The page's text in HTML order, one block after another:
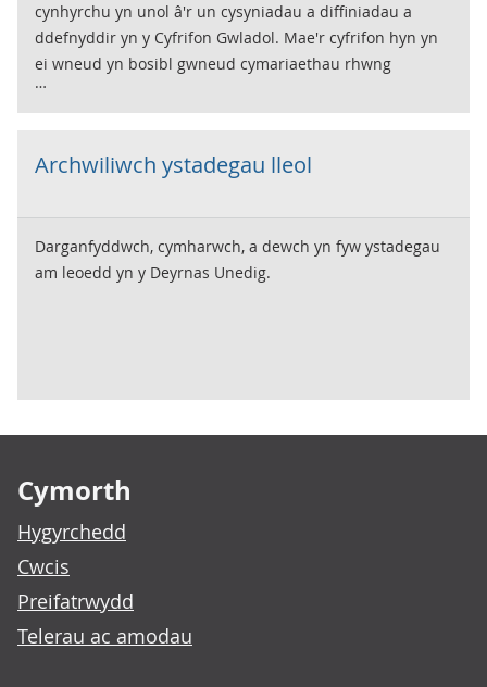
cynhyrchu yn unol â'r un cysyniadau a diffiniadau a
ddefnyddir yn y Cyfrifon Gwladol. Mae'r cyfrifon hyn yn
ei wneud yn bosibl gwneud cymariaethau rhwng
rhanbarthau ac yn erbyn y cyfartaledd yn y DU. Mae'r
ystadegau allweddol yma yn ystadegau a ffigurau
Gros Aelwydydd rhanbarthol.
Archwiliwch ystadegau lleol
Darganfyddwch, cymharwch, a dewch yn fyw ystadegau
am leoedd yn y Deyrnas Unedig.
Cymorth
Hygyrchedd
Cwcis
Preifatrwydd
Telerau ac amodau